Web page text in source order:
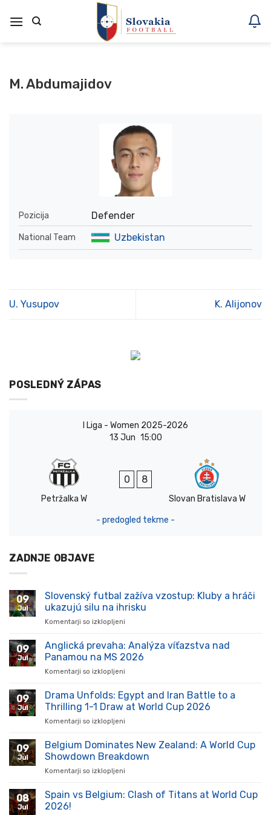
na
M. Abdumajidov
Pozicija Defender
National Team Uzbekistan
U. Yusupov K. Alijonov
POSLEDNÝ ZÁPAS
I Liga - Women 2025-2026
13 Jun 15:00
Petržalka W
0 8
Slovan Bratislava W
- predogled tekme -
ZADNJE OBJAVE
09
Jul
Slovenský futbal zažíva vzostup: Kluby a hráči
ukazujú silu na ihrisku
Komentarji so izklopljeni
futbal
zažíva
vzostup:
hráči
ukazujú
09
Jul
Anglická prevaha: Analýza víťazstva nad
Panamou na MS 2026
Komentarji so izklopljeni
prevaha:
Analýza
víťazstva
na
MS
09
Jul
Drama Unfolds: Egypt and Iran Battle to a
Thrilling 1-1 Draw at World Cup 2026
Komentarji so izklopljeni
Unfolds:
Egypt
and
to
09
Jul
Belgium Dominates New Zealand: A World Cup
Showdown Breakdown
Komentarji so izklopljeni
Dominates
08
Jul
Spain vs Belgium: Clash of Titans at World Cup
2026!